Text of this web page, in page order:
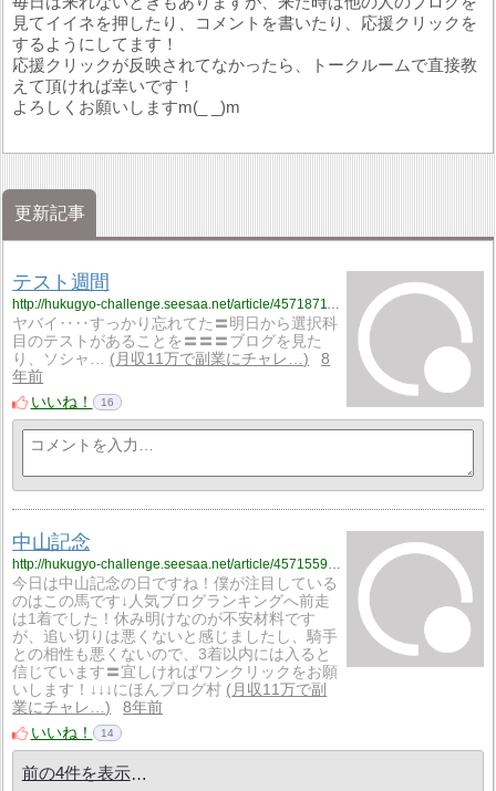
見てイイネを押したり、コメントを書いたり、応援クリックを
するようにしてます！
応援クリックが反映されてなかったら、トークルームで直接教
えて頂ければ幸いです！
よろしくお願いしますm(_ _)m
更新記事
テスト週間
ヤバイ‥‥すっかり忘れてた〓️明日から選択科
目のテストがあることを〓️〓️〓️ブログを見た
り、ソシャ…
月収11万で副業にチャレ…
8
年前
いいね！
16
中山記念
今日は中山記念の日ですね！僕が注目している
のはこの馬です↓人気ブログランキングへ前走
は1着でした！休み明けなのが不安材料です
が、追い切りは悪くないと感じましたし、騎手
との相性も悪くないので、3着以内には入ると
信じています〓宜しければワンクリックをお願
いします！↓↓↓にほんブログ村
月収11万で副
業にチャレ…
8年前
いいね！
14
前の4件を表示